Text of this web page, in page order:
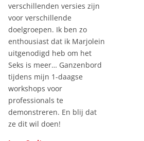
verschillenden versies zijn
voor verschillende
doelgroepen. Ik ben zo
enthousiast dat ik Marjolein
uitgenodigd heb om het
Seks is meer… Ganzenbord
tijdens mijn 1-daagse
workshops voor
professionals te
demonstreren. En blij dat
ze dit wil doen!